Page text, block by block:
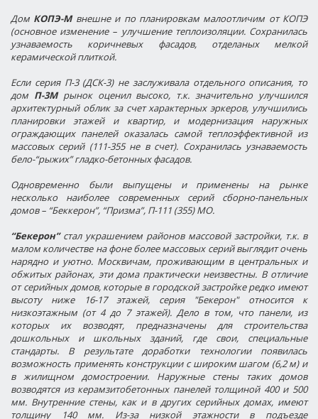
Дом КОПЭ-Мвнешне и по планировкам малоотличим от КОПЭ
(основное изменение – улучшение теплоизоляции. Сохранилась
узнаваемость коричневых фасадов, отделаных мелкой
керамической плиткой.
Если серия П-3 (ДСК-3) не заслуживала отдельного описания, то
дом П-3Мрынок оценил высоко, т.к. значительно улучшился
архитектурный облик за счет характерных эркеров, улучшились
планировки этажей и квартир, и модернизация наружных
ограждающих панелей оказалась самой теплоэффективной из
массовых серий (111-355 не в счет). Сохранилась узнаваемость
бело-“рыжих” гладко-бетонных фасадов.
Одновременно были выпущены и применены на рынке
несколько наиболее современных серий сборно-панельных
домов – “Беккерон”, “Призма”, П-111 (355) МО.
“Бекерон”стал украшением районов массовой застройки, т.к. в
малом количестве на фоне более массовых серий выглядит очень
нарядно и уютно. Москвичам, проживающим в центральных и
обжитых районах, эти дома практически неизвестны. В отличие
от серийных домов, которые в городской застройке редко имеют
высоту ниже 16-17 этажей, серия "Бекерон" относится к
низкоэтажным (от 4 до 7 этажей). Дело в том, что панели, из
которых их возводят, предназначены для строительства
дошкольных и школьных зданий, где свои, специальные
стандарты. В результате доработки технологии появилась
возможность применять конструкции с широким шагом (6,2 м) и
в жилищном домостроении. Наружные стены таких домов
возводятся из керамзитобетонных панелей толщиной 400 и 500
мм. Внутренние стены, как и в других серийных домах, имеют
толщину 140 мм. Из-за низкой этажности в подъезде